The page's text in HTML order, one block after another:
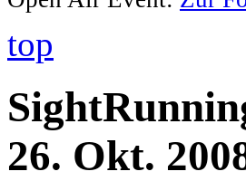
top
26. Okt.